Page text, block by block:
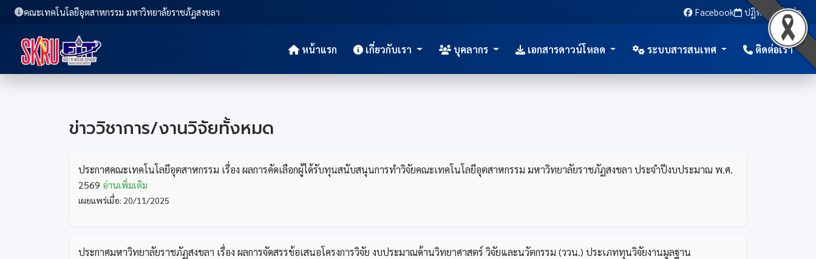
คณะเทคโนโลยีอุตสาหกรรม มหาวิทยาลัยราชภัฏสงขลา Facebook ปฏิทิน ติดต่อ
หน้าแรก เกี่ยวกับเรา บุคลากร เอกสารดาวน์โหลด ระบบสารสนเทศ ติดต่อเรา
ข่าววิชาการ/งานวิจัยทั้งหมด
ประกาศคณะเทคโนโลยีอุตสาหกรรม เรื่อง ผลการคัดเลือกผู้ได้รับทุนสนับสนุนการทำวิจัยคณะเทคโนโลยีอุตสาหกรรม มหาวิทยาลัยราชภัฏสงขลา ประจำปีงบประมาณ พ.ศ.
2569 อ่านเพิ่มเติม
เผยแพร่เมื่อ: 20/11/2025
ประกาศมหาวิทยาลัยราชภัฏสงขลา เรื่อง ผลการจัดสรรข้อเสนอโครงการวิจัย งบประมาณด้านวิทยาศาสตร์ วิจัยและนวัตกรรม (ววน.) ประเภททุนวิจัยงานมูลฐาน